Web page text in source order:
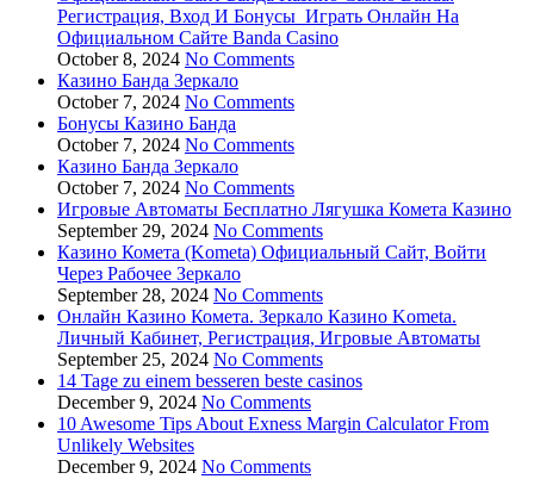
Регистрация, Вход И Бонусы ️ Играть Онлайн На
Официальном Сайте Banda Casino
October 8, 2024 No Comments
Казино Банда Зеркало
October 7, 2024 No Comments
Бонусы Казино Банда
October 7, 2024 No Comments
Казино Банда Зеркало
October 7, 2024 No Comments
Игровые Автоматы Бесплатно Лягушка Комета Казино
September 29, 2024 No Comments
Казино Комета (Kometa) Официальный Сайт, Войти
Через Рабочее Зеркало
September 28, 2024 No Comments
Онлайн Казино Комета. Зеркало Казино Kometa.
Личный Кабинет, Регистрация, Игровые Автоматы
September 25, 2024 No Comments
14 Tage zu einem besseren beste casinos
December 9, 2024 No Comments
10 Awesome Tips About Exness Margin Calculator From
Unlikely Websites
December 9, 2024 No Comments